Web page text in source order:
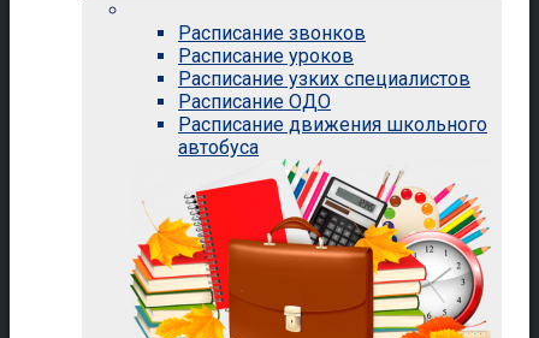
Расписание звонков
Расписание уроков
Расписание узких специалистов
Расписание ОДО
Расписание движения школьного
автобуса